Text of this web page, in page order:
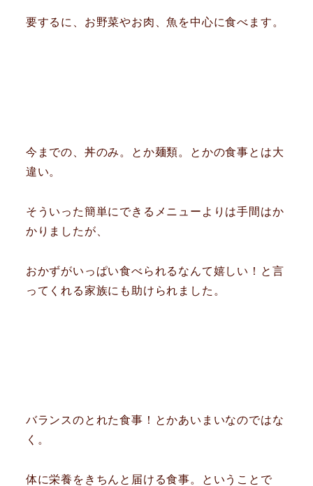
要するに、お野菜やお肉、魚を中心に食べます。
今までの、丼のみ。とか麺類。とかの食事とは大
違い。
そういった簡単にできるメニューよりは手間はか
かりましたが、
おかずがいっぱい食べられるなんて嬉しい！と言
ってくれる家族にも助けられました。
バランスのとれた食事！とかあいまいなのではな
く。
体に栄養をきちんと届ける食事。ということで